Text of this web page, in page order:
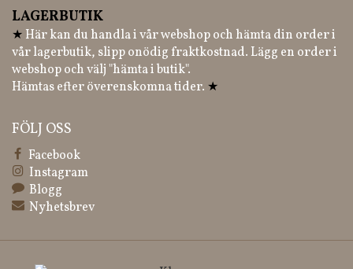
LAGERBUTIK
★ Här kan du handla i vår webshop och hämta din order i
vår lagerbutik, slipp onödig fraktkostnad. Lägg en order i
webshop och välj "hämta i butik".
Hämtas efter överenskomna tider. ★
FÖLJ OSS
Facebook
Instagram
Blogg
Nyhetsbrev